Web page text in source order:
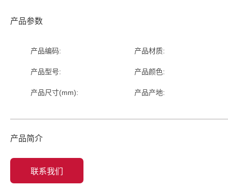
产品参数
产品编码: 产品材质:
产品型号: 产品颜色:
产品尺寸(mm): 产品产地:
产品简介
联系我们